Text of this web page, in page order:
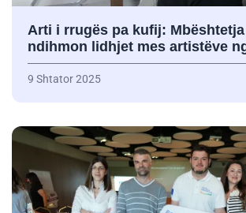
Arti i rrugës pa kufij: Mbështetja
ndihmon lidhjet mes artistëve
9 Shtator 2025